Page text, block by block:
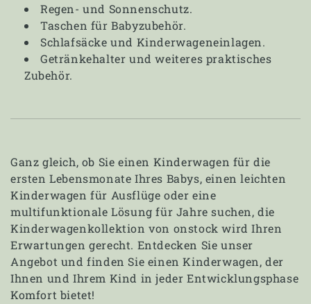
Regen- und Sonnenschutz.
Taschen für Babyzubehör.
Schlafsäcke und Kinderwageneinlagen.
Getränkehalter und weiteres praktisches
Zubehör.
Ganz gleich, ob Sie einen Kinderwagen für die
ersten Lebensmonate Ihres Babys, einen leichten
Kinderwagen für Ausflüge oder eine
multifunktionale Lösung für Jahre suchen, die
Kinderwagenkollektion von onstock wird Ihren
Erwartungen gerecht. Entdecken Sie unser
Angebot und finden Sie einen Kinderwagen, der
Ihnen und Ihrem Kind in jeder Entwicklungsphase
Komfort bietet!